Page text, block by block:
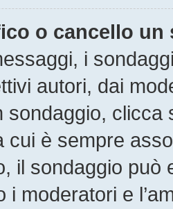
o cancello un
i
autori, dai
sondaggio,
cui è sempre
il sondaggio può
i moderatori e